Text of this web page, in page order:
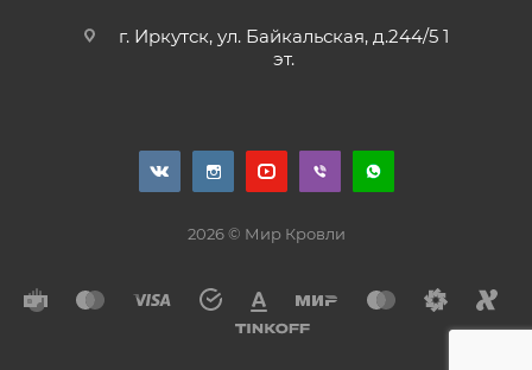
г. Иркутск, ул. Байкальская, д.244/5 1
эт.
2026 © Мир Кровли